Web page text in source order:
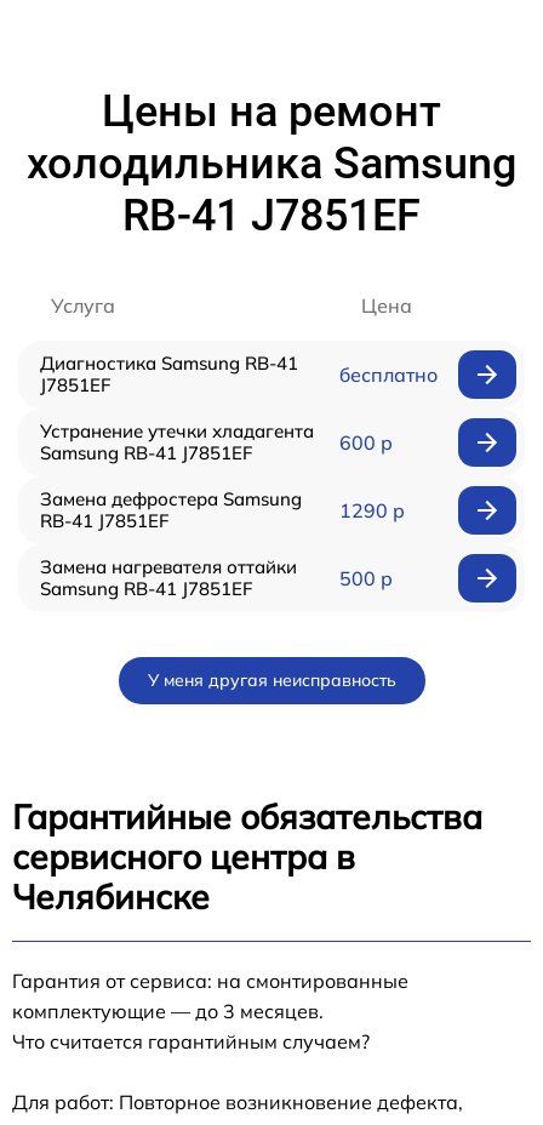
Цены на ремонт
холодильника Samsung
RB-41 J7851EF
Услуга Цена
Диагностика Samsung RB-41
J7851EF
бесплатно
Устранение утечки хладагента
Samsung RB-41 J7851EF
600 р
Замена дефростера Samsung
RB-41 J7851EF
1290 р
Замена нагревателя оттайки
Samsung RB-41 J7851EF
500 р
У меня другая неисправность
Гарантийные обязательства
сервисного центра в
Челябинске
Гарантия от сервиса: на смонтированные
комплектующие — до 3 месяцев.
Что считается гарантийным случаем?
Для работ: Повторное возникновение дефекта,